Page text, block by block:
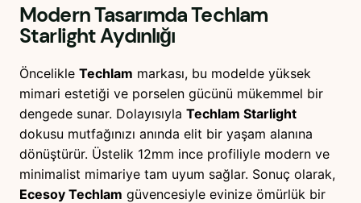
Modern TasarımdaTechlam
StarlightAydınlığı
Öncelikle Techlam markası, bu modelde yüksek
mimari estetiği ve porselen gücünü mükemmel bir
dengede sunar. Dolayısıyla Techlam Starlight
dokusu mutfağınızı anında elit bir yaşam alanına
dönüştürür. Üstelik 12mm ince profiliyle modern ve
minimalist mimariye tam uyum sağlar. Sonuç olarak,
Ecesoy Techlam güvencesiyle evinize ömürlük bir